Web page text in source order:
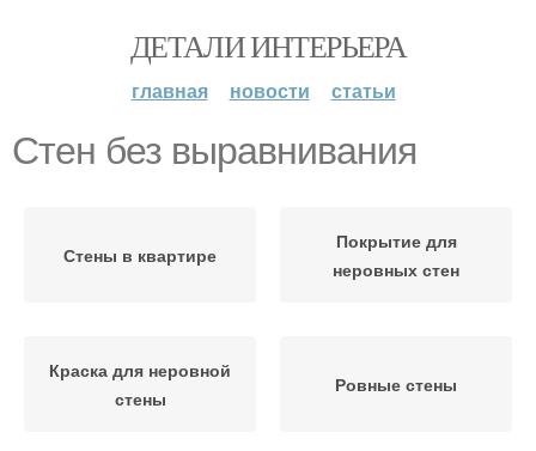
ДЕТАЛИ ИНТЕРЬЕРА
главная новости статьи
Стен без выравнивания
Стены в квартире
Покрытие для
неровных стен
Краска для неровной
стены
Ровные стены